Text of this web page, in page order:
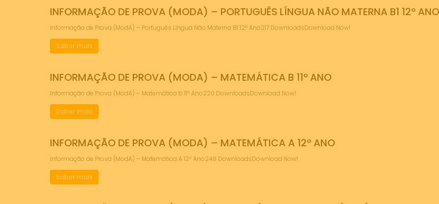
INFORMAÇÃO DE PROVA (MODA) – PORTUGUÊS LÍNGUA NÃO MATERNA B1 12º ANO
Informação de Prova (ModA) – Português Língua Não Materna B1 12º Ano217 DownloadsDownload Now!
Saber mais
INFORMAÇÃO DE PROVA (MODA) – MATEMÁTICA B 11º ANO
Informação de Prova (ModA) – Matemática b 11º Ano220 DownloadsDownload Now!
Saber mais
INFORMAÇÃO DE PROVA (MODA) – MATEMÁTICA A 12º ANO
Informação de Prova (ModA) – Matemática A 12º Ano248 DownloadsDownload Now!
Saber mais